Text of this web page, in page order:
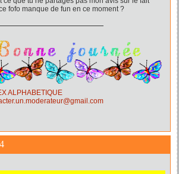
fofo manque de fun en ce moment ?
ALPHABETIQUE